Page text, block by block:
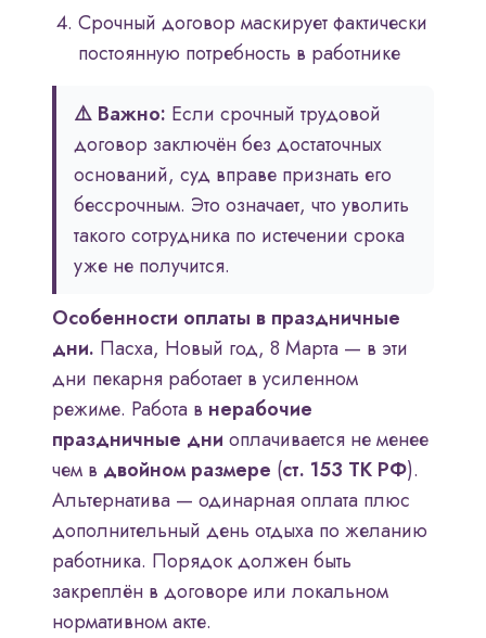
Срочный договор маскирует фактически
постоянную потребность в работнике
⚠️ Важно: Если срочный трудовой
договор заключён без достаточных
оснований, суд вправе признать его
бессрочным. Это означает, что уволить
такого сотрудника по истечении срока
уже не получится.
Особенности оплаты в праздничные
дни. Пасха, Новый год, 8 Марта — в эти
дни пекарня работает в усиленном
режиме. Работа в нерабочие
праздничные дни оплачивается не менее
чем в двойном размере (ст. 153 ТК РФ).
Альтернатива — одинарная оплата плюс
дополнительный день отдыха по желанию
работника. Порядок должен быть
закреплён в договоре или локальном
нормативном акте.